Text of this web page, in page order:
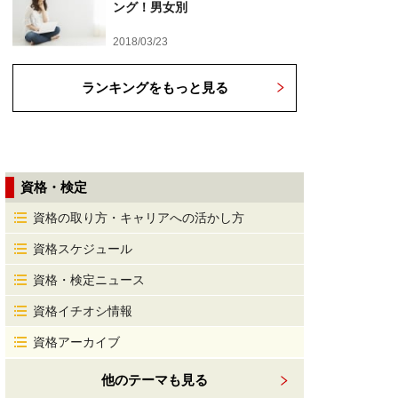
ング！男女別
2018/03/23
ランキングをもっと見る
資格・検定
資格の取り方・キャリアへの活かし方
資格スケジュール
資格・検定ニュース
資格イチオシ情報
資格アーカイブ
他のテーマも見る